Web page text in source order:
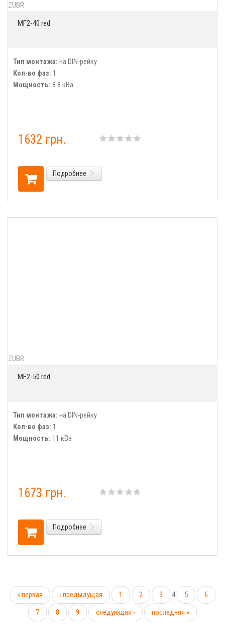
ZUBR
MF2-40 red
Тип монтажа: на DIN-рейку
Кол-во фаз: 1
Мощность: 8.8 кВа
1632 грн.
Подробнее
ZUBR
MF2-50 red
Тип монтажа: на DIN-рейку
Кол-во фаз: 1
Мощность: 11 кВа
1673 грн.
Подробнее
« первая ‹ предыдущая 1 2 3 4 5
6
7
8 9 следующая › последняя »